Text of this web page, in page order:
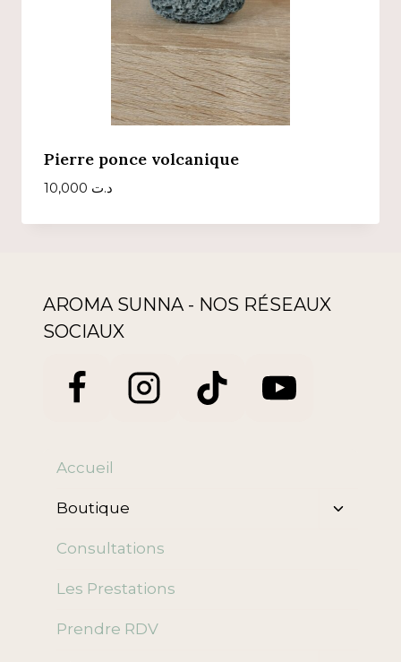
Pierre ponce volcanique
د.ت
AROMA SUNNA - NOS RÉSEAUX
SOCIAUX
Accueil
Boutique
Ouvrir/
Consultations
Les Prestations
Prendre RDV